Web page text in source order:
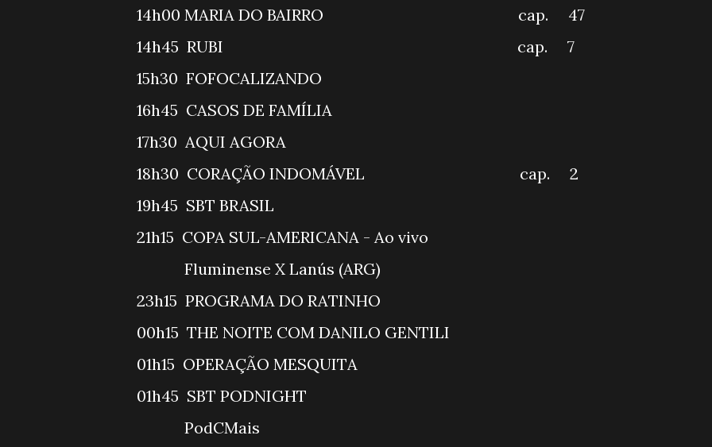
14h00 MARIA DO BAIRRO cap. 47
14h45 RUBI cap. 7
15h30 FOFOCALIZANDO
16h45 CASOS DE FAMÍLIA
17h30 AQUI AGORA
18h30 CORAÇÃO INDOMÁVEL cap. 2
19h45 SBT BRASIL
21h15 COPA SUL-AMERICANA - Ao vivo
Fluminense X Lanús (ARG)
23h15 PROGRAMA DO RATINHO
00h15 THE NOITE COM DANILO
01h15 OPERAÇÃO MESQUITA
01h45 SBT PODNIGHT
PodCMais